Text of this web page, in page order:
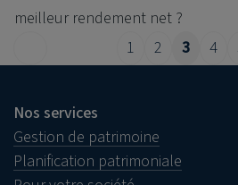
meilleur rendement net ?
1
2 3 4
Nos services
Gestion de patrimoine
Planification patrimoniale